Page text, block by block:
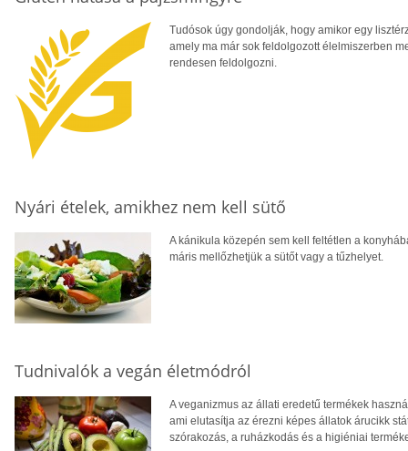
Tudósok úgy gondolják, hogy amikor egy
amely ma már sok feldolgozott élelmiszerben
rendesen feldolgozni.
Nyári ételek, amikhez nem kell sütő
A kánikula közepén sem kell feltétlen a
máris mellőzhetjük a sütőt vagy a tűzhelyet.
Tudnivalók a vegán életmódról
A veganizmus az állati eredetű termékek
ami elutasítja az érezni képes állatok árucikk
szórakozás, a ruházkodás és a higiéniai